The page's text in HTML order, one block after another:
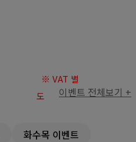
※ VAT 별
도
화수목 이벤트
이벤트 전체보기 +